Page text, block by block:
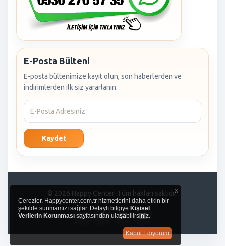
E-Posta Bülteni
E-posta bültenimize kayıt olun, son haberlerden ve
indirimlerden ilk siz yararlanın.
Kaydet
© 2026 Happy Center. Tüm hakları saklıdır.
x
Çerezler, Happycenter.com.tr hizmetlerini daha etkin bir
şekilde sunmamızı sağlar. Detaylı bilgiye Kişisel
Verilerin Korunması sayfasından ulaşabilirsiniz.
Kabul Ediyorum